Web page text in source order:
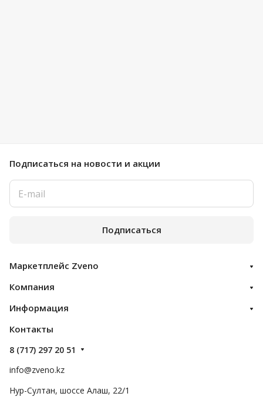
Подписаться на новости и акции
Подписаться
Маркетплейс Zveno
Компания
Информация
Контакты
8 (717) 297 20 51
info@zveno.kz
Нур-Султан, шоссе Алаш, 22/1